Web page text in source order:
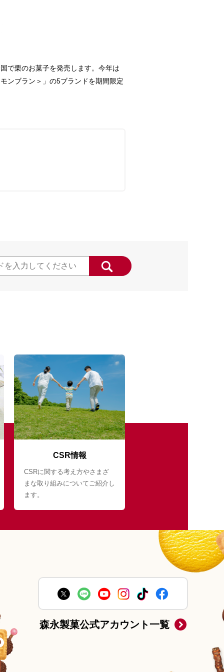
で栗のお菓子を発売します。今年は
ンブラン＞」の5ブランドを期間限定
CSR情報
CSRに関する考え方やさまざ
まな取り組みについてご紹介し
ます。
森永製菓公式アカウント一覧